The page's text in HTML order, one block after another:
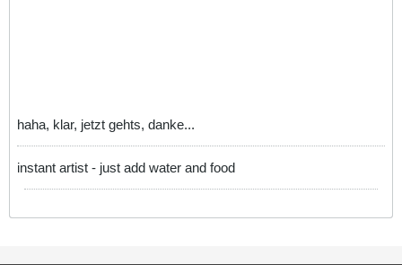
haha, klar, jetzt gehts, danke...
instant artist - just add water and food